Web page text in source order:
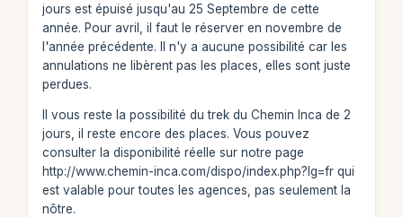
jours est épuisé jusqu'au 25 Septembre de cette
année. Pour avril, il faut le réserver en novembre de
l'année précédente. Il n'y a aucune possibilité car les
annulations ne libèrent pas les places, elles sont juste
perdues.
Il vous reste la possibilité du trek du Chemin Inca de 2
jours, il reste encore des places. Vous pouvez
consulter la disponibilité réelle sur notre page
http://www.chemin-inca.com/dispo/index.php?lg=fr qui
est valable pour toutes les agences, pas seulement la
nôtre.